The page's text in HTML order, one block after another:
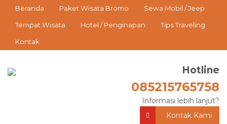
Beranda Paket Wisata Bromo Sewa Mobil / Jeep
Tempat Wisata Hotel / Penginapan Tips Traveling
Kontak
Hotline
085215765758
Informasi lebih lanjut?
Kontak Kami